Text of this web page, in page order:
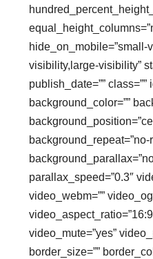
hide_on_mobile=”small-
visibility,large-visibility”
publish_date=”” class=””
background_color=””
background_repeat=”no-
parallax_speed=”0.3″
video_webm=””
video_mute=”yes”
border_size=””